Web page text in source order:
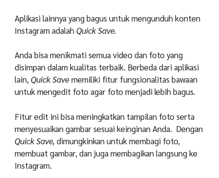
Aplikasi lainnya yang bagus untuk mengunduh konten
Instagram adalahQuick Save.
Anda bisa menikmati semua video dan foto yang
disimpan dalam kualitas terbaik. Berbeda dari aplikasi
lain,Quick Savememiliki fitur fungsionalitas bawaan
untuk mengedit foto agar foto menjadi lebih bagus.
Fitur edit ini bisa meningkatkan tampilan foto serta
menyesuaikan gambar sesuai keinginan Anda. Dengan
Quick Save, dimungkinkan untuk membagi foto,
membuat gambar, dan juga membagikan langsung ke
Instagram.